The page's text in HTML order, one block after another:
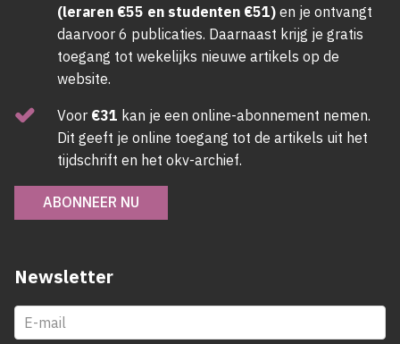
(leraren €55 en studenten €51) en je ontvangt
daarvoor 6 publicaties. Daarnaast krijg je gratis
toegang tot wekelijks nieuwe artikels op de
website.
Voor €31 kan je een online-abonnement nemen.
Dit geeft je online toegang tot de artikels uit het
tijdschrift en het okv-archief.
ABONNEER NU
Newsletter